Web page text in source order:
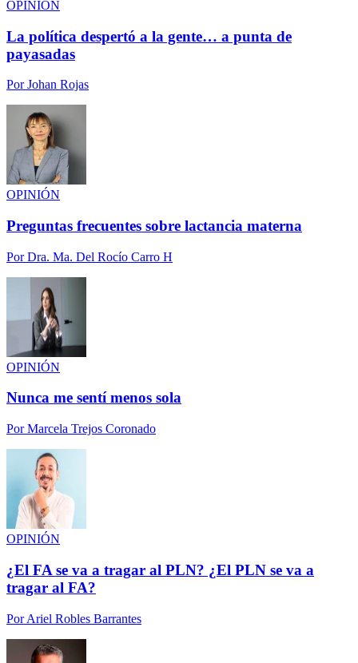
OPINIÓN
La política despertó a la gente… a punta de
payasadas
PorJohan Rojas
OPINIÓN
Preguntas frecuentes sobre lactancia materna
PorDra. Ma. Del Rocío Carro H
OPINIÓN
Nunca me sentí menos sola
PorMarcela Trejos Coronado
OPINIÓN
¿El FA se va a tragar al PLN? ¿El PLN se va a
tragar al FA?
PorAriel Robles Barrantes